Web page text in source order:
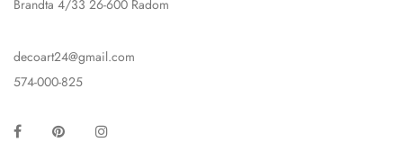
Brandta 4/33 26-600 Radom
decoart24@gmail.com
574-000-825
Facebook Pinterest